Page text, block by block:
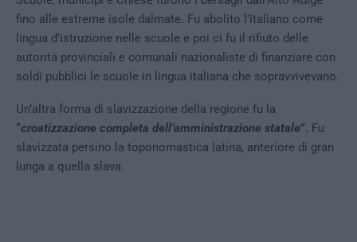
fino alle estreme isole dalmate. Fu abolito l’italiano come
lingua d’istruzione nelle scuole e poi ci fu il rifiuto delle
autorità provinciali e comunali nazionaliste di finanziare con
soldi pubblici le scuole in lingua italiana che sopravvivevano.
Un’altra forma di slavizzazione della regione fu la
“croatizzazione completa dell’amministrazione statale”. Fu
slavizzata persino la toponomastica latina, anteriore di gran
lunga a quella slava.